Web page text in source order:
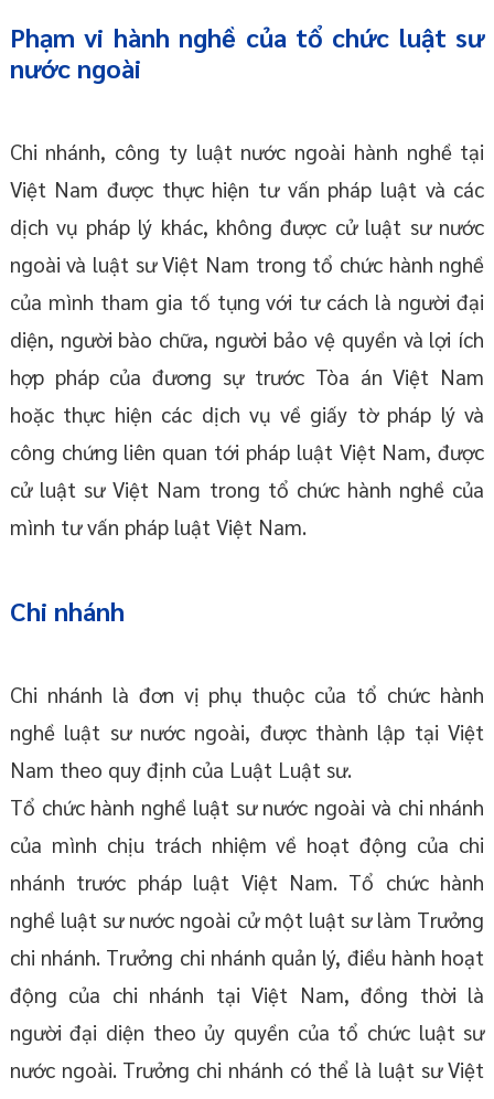
Phạm vi hành nghề của tổ chức luật sư
nước ngoài
Chi nhánh, công ty luật nước ngoài hành nghề tại
Việt Nam được thực hiện tư vấn pháp luật và các
dịch vụ pháp lý khác, không được cử luật sư nước
ngoài và luật sư Việt Nam trong tổ chức hành nghề
của mình tham gia tố tụng với tư cách là người đại
diện, người bào chữa, người bảo vệ quyền và lợi ích
hợp pháp của đương sự trước Tòa án Việt Nam
hoặc thực hiện các dịch vụ về giấy tờ pháp lý và
công chứng liên quan tới pháp luật Việt Nam, được
cử luật sư Việt Nam trong tổ chức hành nghề của
mình tư vấn pháp luật Việt Nam.
Chi nhánh
Chi nhánh là đơn vị phụ thuộc của tổ chức hành
nghề luật sư nước ngoài, được thành lập tại Việt
Nam theo quy định của Luật Luật sư.
Tổ chức hành nghề luật sư nước ngoài và chi nhánh
của mình chịu trách nhiệm về hoạt động của chi
nhánh trước pháp luật Việt Nam. Tổ chức hành
nghề luật sư nước ngoài cử một luật sư làm Trưởng
chi nhánh. Trưởng chi nhánh quản lý, điều hành hoạt
động của chi nhánh tại Việt Nam, đồng thời là
người đại diện theo ủy quyền của tổ chức luật sư
nước ngoài. Trưởng chi nhánh có thể là luật sư Việt